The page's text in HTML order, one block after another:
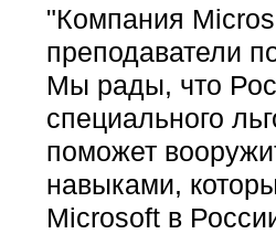
"Компания
преподаватели
Мы рады, что
специального
поможет
навыками,
Microsoft в